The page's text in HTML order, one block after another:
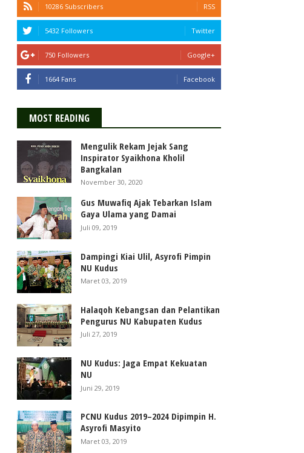
10286 Subscribers RSS
5432 Followers Twitter
750 Followers Google+
1664 Fans Facebook
MOST READING
Mengulik Rekam Jejak Sang
Inspirator Syaikhona Kholil
Bangkalan
November 30, 2020
Gus Muwafiq Ajak Tebarkan Islam
Gaya Ulama yang Damai
Juli 09, 2019
Dampingi Kiai Ulil, Asyrofi Pimpin
NU Kudus
Maret 03, 2019
Halaqoh Kebangsan dan Pelantikan
Pengurus NU Kabupaten Kudus
Juli 27, 2019
NU Kudus: Jaga Empat Kekuatan
NU
Juni 29, 2019
PCNU Kudus 2019–2024 Dipimpin H.
Asyrofi Masyito
Maret 03, 2019